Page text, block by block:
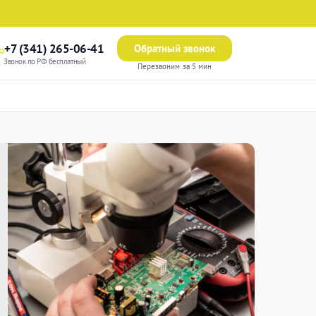
+7 (341) 265-06-41
Звонок по РФ бесплатный
Обратный звонок
Перезвоним за 5 мин